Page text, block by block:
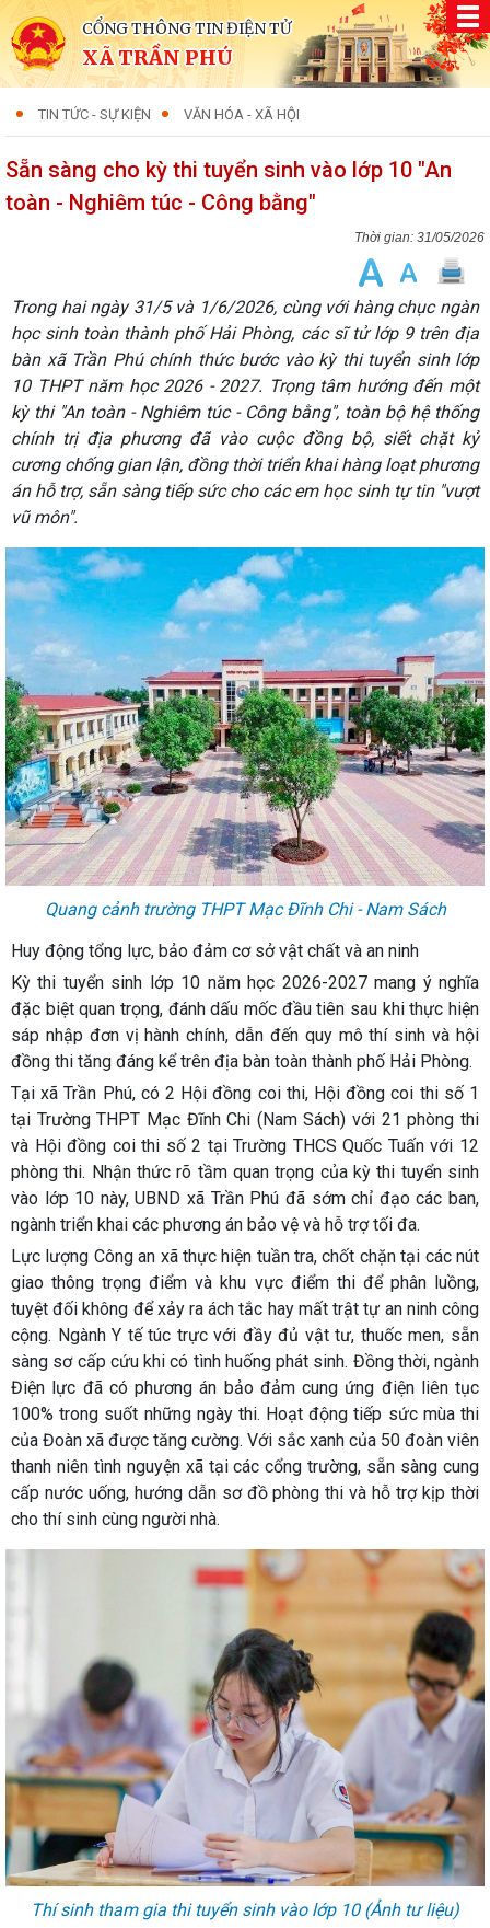
CỔNG THÔNG TIN ĐIỆN TỬ
XÃ TRẦN PHÚ
TIN TỨC - SỰ KIỆN VĂN HÓA - XÃ HỘI
Sẵn sàng cho kỳ thi tuyển sinh vào lớp 10 "An
toàn - Nghiêm túc - Công bằng"
31/05/2026
Trong hai ngày 31/5 và 1/6/2026, cùng với hàng chục ngàn
học sinh toàn thành phố Hải Phòng, các sĩ tử lớp 9 trên địa
bàn xã Trần Phú chính thức bước vào kỳ thi tuyển sinh lớp
10 THPT năm học 2026 - 2027. Trọng tâm hướng đến một
kỳ thi "An toàn - Nghiêm túc - Công bằng", toàn bộ hệ thống
chính trị địa phương đã vào cuộc đồng bộ, siết chặt kỷ
cương chống gian lận, đồng thời triển khai hàng loạt phương
án hỗ trợ, sẵn sàng tiếp sức cho các em học sinh tự tin "vượt
vũ môn".
Quang cảnh trường THPT Mạc Đĩnh Chi - Nam Sách
Huy động tổng lực, bảo đảm cơ sở vật chất và an ninh
Kỳ thi tuyển sinh lớp 10 năm học 2026-2027 mang ý nghĩa
đặc biệt quan trọng, đánh dấu mốc đầu tiên sau khi thực hiện
sáp nhập đơn vị hành chính, dẫn đến quy mô thí sinh và hội
đồng thi tăng đáng kể trên địa bàn toàn thành phố Hải Phòng.
Tại xã Trần Phú, có 2 Hội đồng coi thi, Hội đồng coi thi số 1
tại Trường THPT Mạc Đĩnh Chi (Nam Sách) với 21 phòng thi
và Hội đồng coi thi số 2 tại Trường THCS Quốc Tuấn với 12
phòng thi. Nhận thức rõ tầm quan trọng của kỳ thi tuyển sinh
vào lớp 10 này, UBND xã Trần Phú đã sớm chỉ đạo các ban,
ngành triển khai các phương án bảo vệ và hỗ trợ tối đa.
Lực lượng Công an xã thực hiện tuần tra, chốt chặn tại các nút
giao thông trọng điểm và khu vực điểm thi để phân luồng,
tuyệt đối không để xảy ra ách tắc hay mất trật tự an ninh công
cộng. Ngành Y tế túc trực với đầy đủ vật tư, thuốc men, sẵn
sàng sơ cấp cứu khi có tình huống phát sinh. Đồng thời, ngành
Điện lực đã có phương án bảo đảm cung ứng điện liên tục
100% trong suốt những ngày thi. Hoạt động tiếp sức mùa thi
của Đoàn xã được tăng cường. Với sắc xanh của 50 đoàn viên
thanh niên tình nguyện xã tại các cổng trường, sẵn sàng cung
cấp nước uống, hướng dẫn sơ đồ phòng thi và hỗ trợ kịp thời
cho thí sinh cùng người nhà.
Thí sinh tham gia thi tuyển sinh vào lớp 10 (Ảnh tư liệu)